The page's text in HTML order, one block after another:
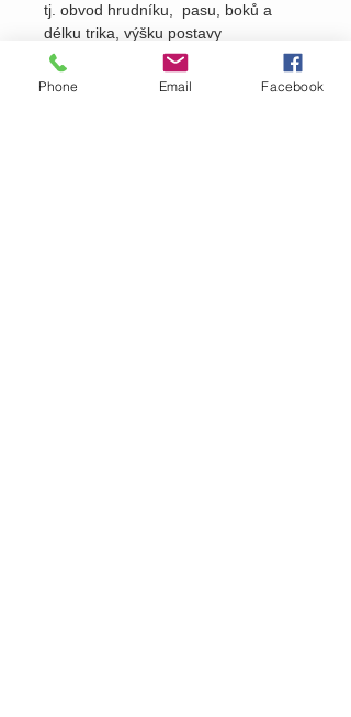
tj. obvod hrudníku, pasu, boků a
délku trika, výšku postavy
2) Do objednávky napište číslo barvy
Phone Email Facebook